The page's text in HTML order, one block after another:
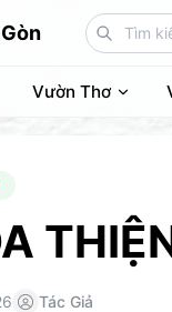
Vườn Thơ
Tác Giả